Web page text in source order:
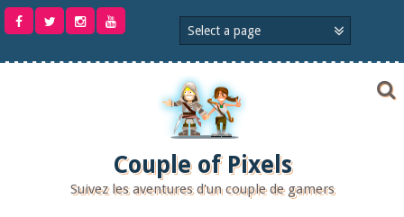
Aller
Couple of Pixels
Suivez les aventures d'un couple de gamers